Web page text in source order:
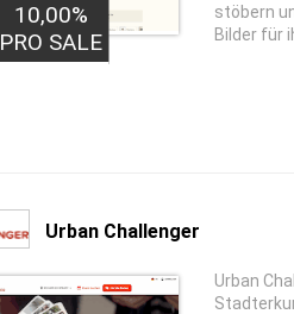
10,00%
PRO SALE
stöbern
Bilder für
Urban Challenger
Urban